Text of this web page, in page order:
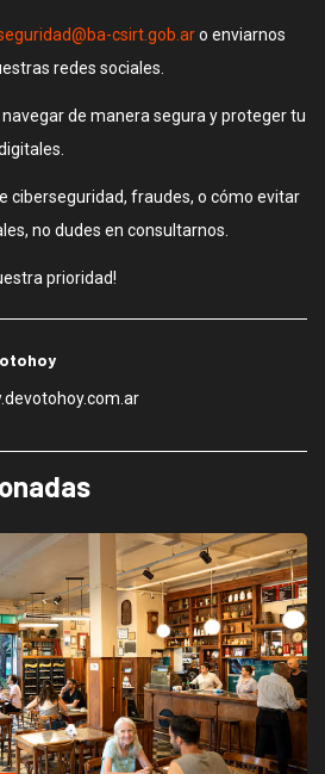
csirt.gob.aro enviarnos
redes sociales.
de manera segura y proteger tu
ciberseguridad, fraudes, o cómo evitar
no dudes en consultarnos.
prioridad!